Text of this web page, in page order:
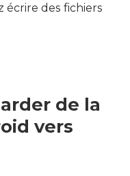
écrire des fichiers
de la
vers